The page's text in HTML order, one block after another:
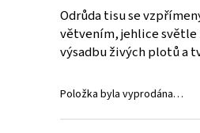
hvězdiček.
Odrůda tisu se
větvením, jehlice světle
výsadbu živých plotů a
Položka byla vyprodána…